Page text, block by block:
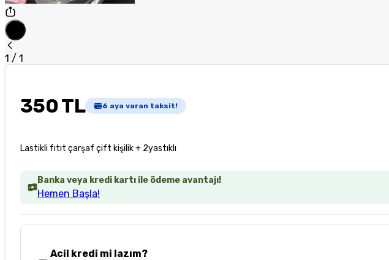
1 / 1
350 TL 6 aya varan taksit!
Lastikli fıtıt çarşaf çift kişilik + 2yastıklı
Banka veya kredi kartı ile ödeme avantajı!
Hemen Başla!
Acil kredi mi lazım?